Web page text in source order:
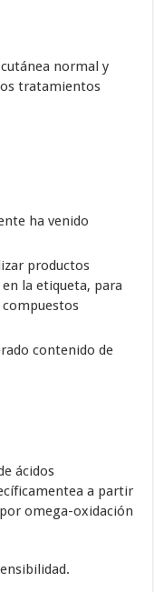
normal y
tratamientos
ha venido
productos
la etiqueta, para
compuestos
contenido de
ácidos
a partir
omega-oxidación